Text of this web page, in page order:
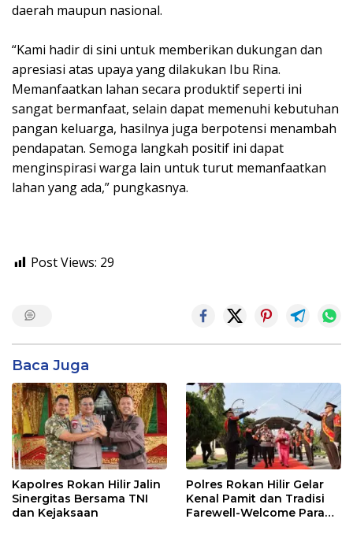
daerah maupun nasional.
“Kami hadir di sini untuk memberikan dukungan dan
apresiasi atas upaya yang dilakukan Ibu Rina.
Memanfaatkan lahan secara produktif seperti ini
sangat bermanfaat, selain dapat memenuhi kebutuhan
pangan keluarga, hasilnya juga berpotensi menambah
pendapatan. Semoga langkah positif ini dapat
menginspirasi warga lain untuk turut memanfaatkan
lahan yang ada,” pungkasnya.
Post Views: 29
Baca Juga
Kapolres Rokan Hilir Jalin
Sinergitas Bersama TNI
dan Kejaksaan
Polres Rokan Hilir Gelar
Kenal Pamit dan Tradisi
Farewell-Welcome Parade